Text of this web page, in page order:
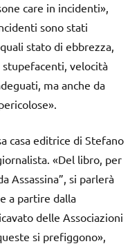
care in incidenti»,
sono stati
stato di ebbrezza,
velocità
ma anche da
casa editrice di Stefano
«Del libro, per
Assassina”, si parlerà
a partire dalla
delle Associazioni
si prefiggono»,